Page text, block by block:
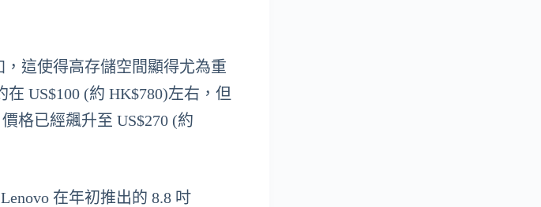
這使得高存儲空間顯得尤為重
US$100 (約 HK$780)左右，但
格已經飆升至 US$270 (約
在年初推出的 8.8 吋